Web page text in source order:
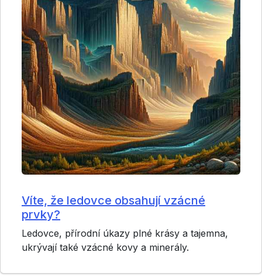
Víte, že ledovce obsahují vzácné
prvky?
Ledovce, přírodní úkazy plné krásy a tajemna,
ukrývají také vzácné kovy a minerály.